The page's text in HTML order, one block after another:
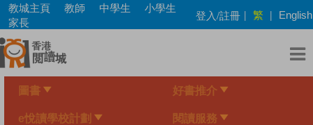
Skip
main
content
教城主頁 教師 中學生
小學生
家長
登入/註冊 | 繁 | English
圖書 好書推介
e悅讀學校計劃 閱讀服務